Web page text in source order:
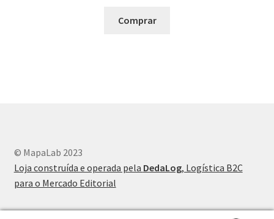
Comprar
© MapaLab 2023
Loja construída e operada pela DedaLog, Logística B2C
para o Mercado Editorial